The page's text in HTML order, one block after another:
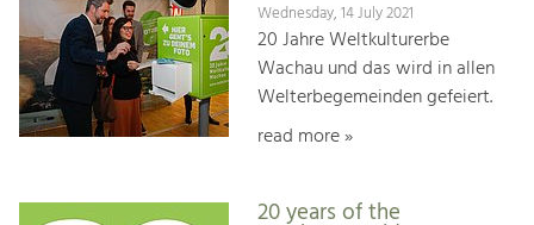
Wednesday, 14 July 2021
20 Jahre Weltkulturerbe
Wachau und das wird in allen
Welterbegemeinden gefeiert.
read more »
20 years of the